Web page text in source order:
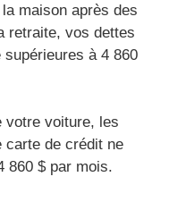
maison après des
retraite, vos dettes
à 4 860
votre voiture, les
carte de crédit ne
860 $ par mois.